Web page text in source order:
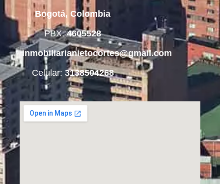
Bogotá, Colombia
PBX:4605528
inmobiliarianietocortes@gmail.com
Celular: 3138504268